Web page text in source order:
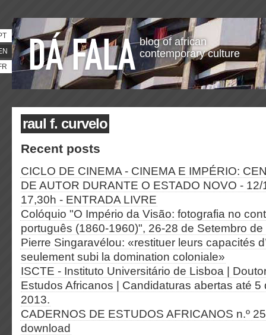
blog of african
contemporary culture
raul f. curvelo
Recent posts
CICLO DE CINEMA - CINEMA E IMPÉRIO:
DE AUTOR DURANTE O ESTADO NOVO -
17,30h - ENTRADA LIVRE
Colóquio "O Império da Visão: fotografia no
português (1860-1960)", 26-28 de Setembro
Pierre Singaravélou: «restituer leurs capacités
seulement subi la domination coloniale»
ISCTE - Instituto Universitário de Lisboa |
Estudos Africanos | Candidaturas abertas até 5
2013.
CADERNOS DE ESTUDOS AFRICANOS n.º
download